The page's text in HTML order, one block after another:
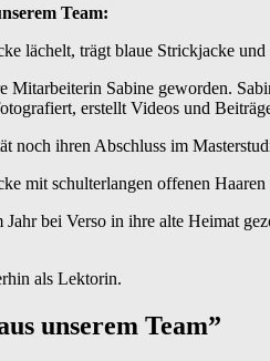
Team:
Mitarbeiterin Sabine geworden.
erstellt Videos und
noch ihren Abschluss im
bei Verso in ihre alte Heimat
als Lektorin.
unserem Team”